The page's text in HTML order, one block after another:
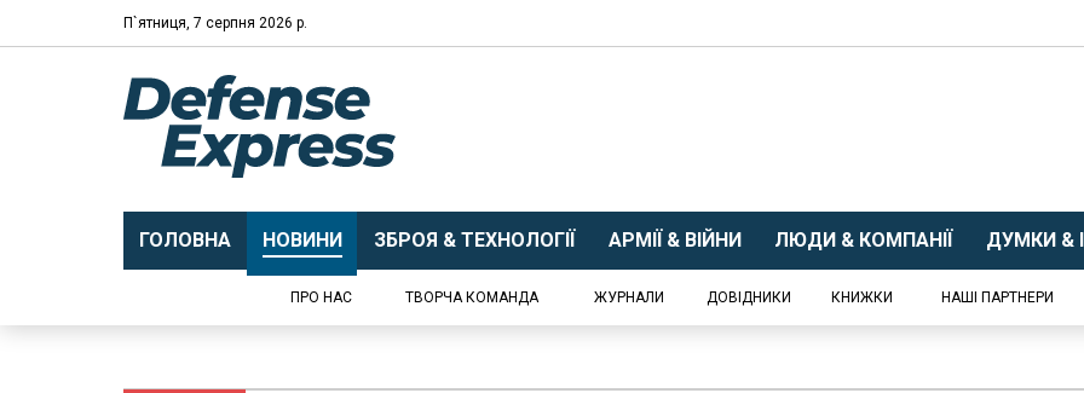
П`ятниця, 7 серпня 2026 р.
ГОЛОВНА НОВИНИ ЗБРОЯ & ТЕХНОЛОГІЇ АРМІЇ & ВІЙНИ ЛЮДИ & КОМПАНІЇ ДУМКИ &
ПРО НАС ТВОРЧА КОМАНДА ЖУРНАЛИ ДОВІДНИКИ КНИЖКИ НАШІ ПАРТНЕРИ